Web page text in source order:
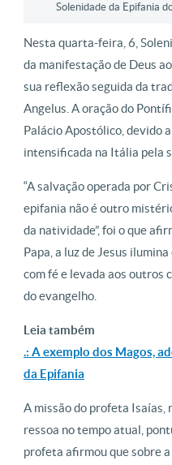
Solenidade da Epifania
Nesta quarta-feira, 6,
da manifestação de Deus
sua reflexão seguida da
Angelus. A oração do
Palácio Apostólico, devido
intensificada na Itália pela
“A salvação operada por
epifania não é outro
da natividade”, foi o que
Papa, a luz de Jesus
com fé e levada aos outros
do evangelho.
Leia também
.: A exemplo dos Magos,
da Epifania
A missão do profeta Isaías,
ressoa no tempo atual,
profeta afirmou que sobre